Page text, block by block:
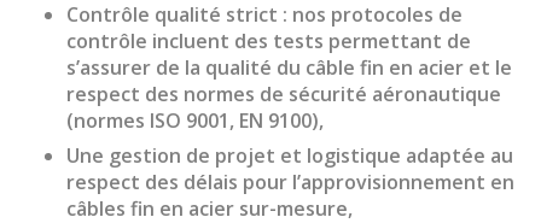
acier zingué
Embouts pour
arbres flexibles
Embouts sertis
Embouts par
sertissage 4
Contrôle qualité strict : nos protocoles de
contrôle incluent des tests permettant de
s’assurer de la qualité du câble fin en acier et le
respect des normes de sécurité aéronautique
(normes ISO 9001, EN 9100),
Une gestion de projet et logistique adaptée au
respect des délais pour l’approvisionnement en
câbles fin en acier sur-mesure,